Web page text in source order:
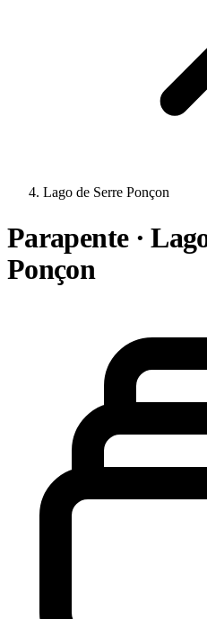
Lago de Serre Ponçon
Parapente ·
Ponçon